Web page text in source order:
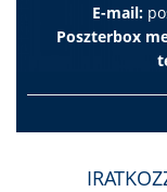
E-mail:
Poszterbox